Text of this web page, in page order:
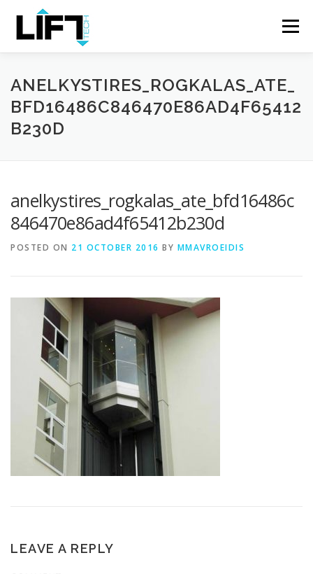
content
Menu
ΑΡΧΙΚΗ Η ΕΤΑΙΡΕΙΑ ΠΡΟΪΟΝΤΑ
ΥΠΗΡΕΣΙΕΣ
ANELKYSTIRES_ROGKALAS_ATE_
BFD16486C846470E86AD4F65412
B230D
anelkystires_rogkalas_ate_bfd16486c
846470e86ad4f65412b230d
POSTED ON 21 OCTOBER 2016 BY MMAVROEIDIS
LEAVE A REPLY